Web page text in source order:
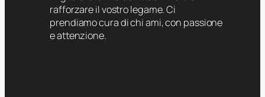
rafforzare il vostro legame. Ci
prendiamo cura di chi ami, con passione
e attenzione.